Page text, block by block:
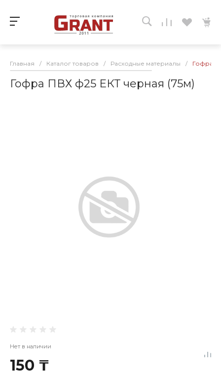
Главная / Каталог товаров / Расходные материалы / Гофра
Гофра ПВХ ф25 ЕКТ черная (75м)
Нет в наличии
150 ₸